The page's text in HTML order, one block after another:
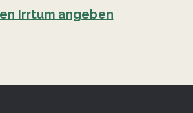
Irrtum angeben